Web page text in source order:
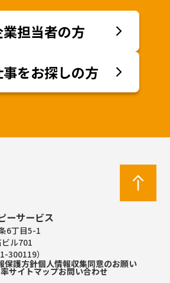
担当者の方
事をお探しの方
ーサービス
6丁目5-1
ル701
300119）
保護方針個人情報収集同意のお願い
サイトマップお問い合わせ